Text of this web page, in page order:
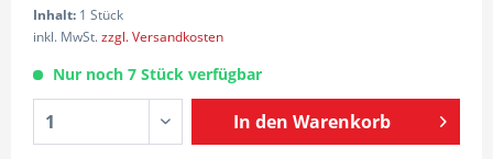
Inhalt: 1 Stück
inkl. MwSt.zzgl. Versandkosten
Nur noch 7 Stück verfügbar
In den Warenkorb